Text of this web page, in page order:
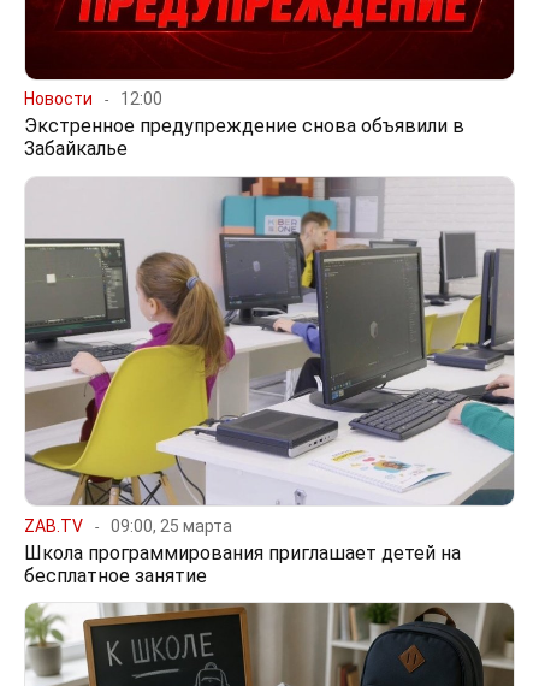
Новости 12:00
Экстренное предупреждение снова объявили в
Забайкалье
ZAB.TV 09:00, 25 марта
Школа программирования приглашает детей на
бесплатное занятие